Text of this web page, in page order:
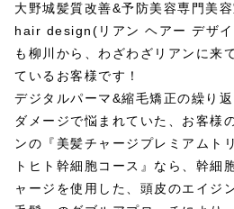
大野城髪質改善&予防美容専門美
hair design(リアン ヘアー デザイ
も柳川から、わざわざリアンに来
ているお客様です！
デジタルパーマ&縮毛矯正の繰り
ダメージで悩まれていた、お客様
ンの『美髪チャージプレミアムト
トヒト幹細胞コース』なら、幹細
ャージを使用した、頭皮のエイジ